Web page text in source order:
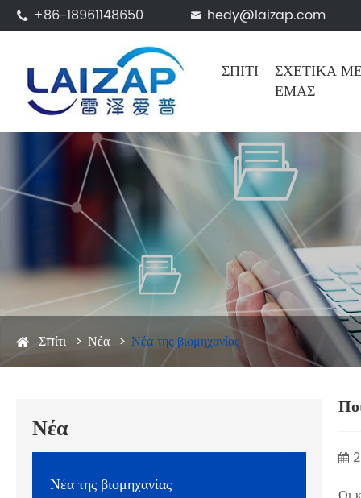
 +86-18961148650  hedy@laizap.com
ΣΠΊΤΙ
ΣΧΕΤΙΚΆ ΜΕ
ΕΜΆΣ
Σπίτι Νέα Νέα της βιομηχανίας
Νέα
Νέα της βιομηχανίας